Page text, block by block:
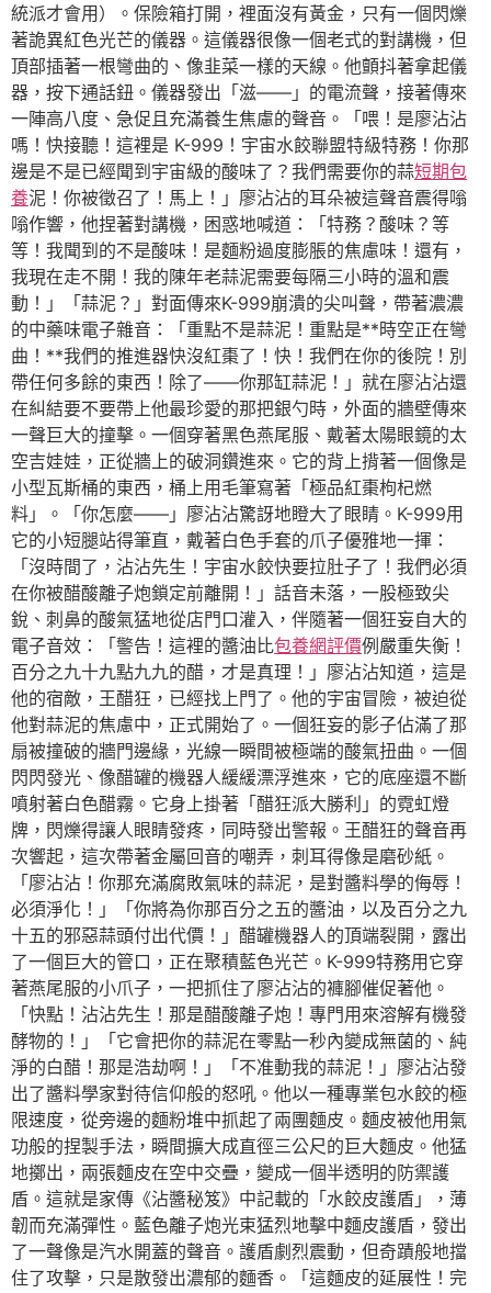
統派才會用）。保險箱打開，裡面沒有黃金，只有一個閃爍
著詭異紅色光芒的儀器。這儀器很像一個老式的對講機，但
頂部插著一根彎曲的、像韭菜一樣的天線。他顫抖著拿起儀
器，按下通話鈕。儀器發出「滋——」的電流聲，接著傳來
一陣高八度、急促且充滿養生焦慮的聲音。「喂！是廖沾沾
嗎！快接聽！這裡是 K-999！宇宙水餃聯盟特級特務！你那
邊是不是已經聞到宇宙級的酸味了？我們需要你的蒜短期包
養泥！你被徵召了！馬上！」廖沾沾的耳朵被這聲音震得嗡
嗡作響，他捏著對講機，困惑地喊道：「特務？酸味？等
等！我聞到的不是酸味！是麵粉過度膨脹的焦慮味！還有，
我現在走不開！我的陳年老蒜泥需要每隔三小時的溫和震
動！」「蒜泥？」對面傳來K-999崩潰的尖叫聲，帶著濃濃
的中藥味電子雜音：「重點不是蒜泥！重點是**時空正在彎
曲！**我們的推進器快沒紅棗了！快！我們在你的後院！別
帶任何多餘的東西！除了——你那缸蒜泥！」就在廖沾沾還
在糾結要不要帶上他最珍愛的那把銀勺時，外面的牆壁傳來
一聲巨大的撞擊。一個穿著黑色燕尾服、戴著太陽眼鏡的太
空吉娃娃，正從牆上的破洞鑽進來。它的背上揹著一個像是
小型瓦斯桶的東西，桶上用毛筆寫著「極品紅棗枸杞燃
料」。「你怎麼——」廖沾沾驚訝地瞪大了眼睛。K-999用
它的小短腿站得筆直，戴著白色手套的爪子優雅地一揮：
「沒時間了，沾沾先生！宇宙水餃快要拉肚子了！我們必須
在你被醋酸離子炮鎖定前離開！」話音未落，一股極致尖
銳、刺鼻的酸氣猛地從店門口灌入，伴隨著一個狂妄自大的
電子音效：「警告！這裡的醬油比包養網評價例嚴重失衡！
百分之九十九點九九的醋，才是真理！」廖沾沾知道，這是
他的宿敵，王醋狂，已經找上門了。他的宇宙冒險，被迫從
他對蒜泥的焦慮中，正式開始了。一個狂妄的影子佔滿了那
扇被撞破的牆門邊緣，光線一瞬間被極端的酸氣扭曲。一個
閃閃發光、像醋罐的機器人緩緩漂浮進來，它的底座還不斷
噴射著白色醋霧。它身上掛著「醋狂派大勝利」的霓虹燈
牌，閃爍得讓人眼睛發疼，同時發出警報。王醋狂的聲音再
次響起，這次帶著金屬回音的嘲弄，刺耳得像是磨砂紙。
「廖沾沾！你那充滿腐敗氣味的蒜泥，是對醬料學的侮辱！
必須淨化！」「你將為你那百分之五的醬油，以及百分之九
十五的邪惡蒜頭付出代價！」醋罐機器人的頂端裂開，露出
了一個巨大的管口，正在聚積藍色光芒。K-999特務用它穿
著燕尾服的小爪子，一把抓住了廖沾沾的褲腳催促著他。
「快點！沾沾先生！那是醋酸離子炮！專門用來溶解有機發
酵物的！」「它會把你的蒜泥在零點一秒內變成無菌的、純
淨的白醋！那是浩劫啊！」「不准動我的蒜泥！」廖沾沾發
出了醬料學家對待信仰般的怒吼。他以一種專業包水餃的極
限速度，從旁邊的麵粉堆中抓起了兩團麵皮。麵皮被他用氣
功般的捏製手法，瞬間擴大成直徑三公尺的巨大麵皮。他猛
地擲出，兩張麵皮在空中交疊，變成一個半透明的防禦護
盾。這就是家傳《沾醬秘笈》中記載的「水餃皮護盾」，薄
韌而充滿彈性。藍色離子炮光束猛烈地擊中麵皮護盾，發出
了一聲像是汽水開蓋的聲音。護盾劇烈震動，但奇蹟般地擋
住了攻擊，只是散發出濃郁的麵香。「這麵皮的延展性！完